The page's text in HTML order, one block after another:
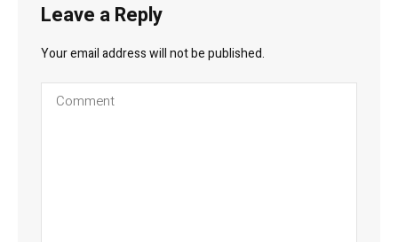
Leave a Reply
Your email address will not be published.